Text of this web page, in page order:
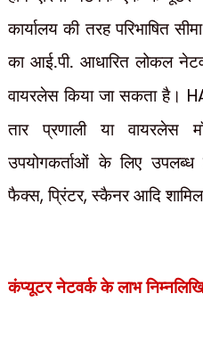
कार्यालय की तरह परिभाषित
का आई.पी. आधारित लोकल
वायरलेस किया जा सकता है।
तार प्रणाली या वायरलेस
उपयोगकर्ताओं के लिए
फैक्स,प्रिंटर,स्कैनर आदि
कंप्यूटर नेटवर्क के लाभ